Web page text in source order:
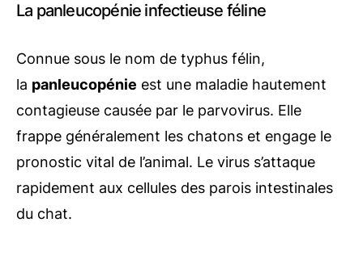
La panleucopénie infectieuse féline
Connue sous le nom de typhus félin,
la panleucopénie est une maladie hautement
contagieuse causée par le parvovirus. Elle
frappe généralement les chatons et engage le
pronostic vital de l’animal. Le virus s’attaque
rapidement aux cellules des parois intestinales
du chat.